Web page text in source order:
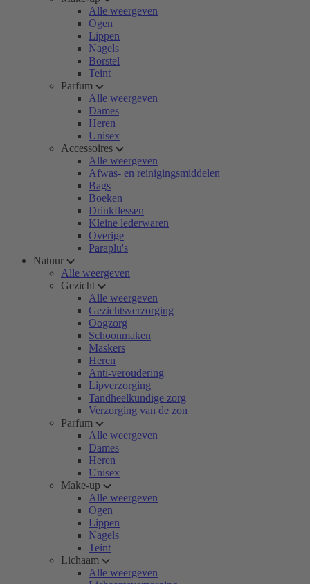
Alle weergeven
Ogen
Lippen
Nagels
Borstel
Teint
Parfum
Alle weergeven
Dames
Heren
Unisex
Accessoires
Alle weergeven
Afwas- en reinigingsmiddelen
Bags
Boeken
Drinkflessen
Kleine lederwaren
Overige
Paraplu's
Natuur
Alle weergeven
Gezicht
Alle weergeven
Gezichtsverzorging
Oogzorg
Schoonmaken
Maskers
Heren
Anti-veroudering
Lipverzorging
Tandheelkundige zorg
Verzorging van de zon
Parfum
Alle weergeven
Dames
Heren
Unisex
Make-up
Alle weergeven
Ogen
Lippen
Nagels
Teint
Lichaam
Alle weergeven